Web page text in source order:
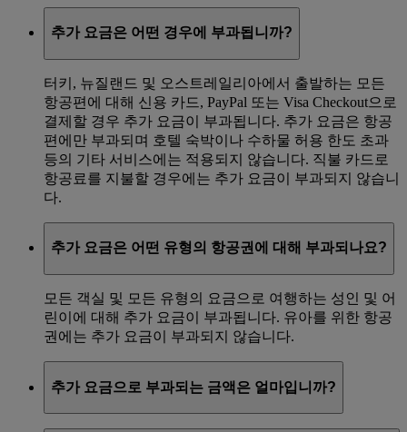
추가 요금은 어떤 경우에 부과됩니까?
터키, 뉴질랜드 및 오스트레일리아에서 출발하는 모든
항공편에 대해 신용 카드, PayPal 또는 Visa Checkout으로
결제할 경우 추가 요금이 부과됩니다. 추가 요금은 항공
편에만 부과되며 호텔 숙박이나 수하물 허용 한도 초과
등의 기타 서비스에는 적용되지 않습니다. 직불 카드로
항공료를 지불할 경우에는 추가 요금이 부과되지 않습니
다.
추가 요금은 어떤 유형의 항공권에 대해 부과되나요?
모든 객실 및 모든 유형의 요금으로 여행하는 성인 및 어
린이에 대해 추가 요금이 부과됩니다. 유아를 위한 항공
권에는 추가 요금이 부과되지 않습니다.
추가 요금으로 부과되는 금액은 얼마입니까?